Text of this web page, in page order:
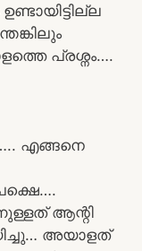
പ്രശ്നം….
എങ്ങനെ
ആന്റി
അയാളത്